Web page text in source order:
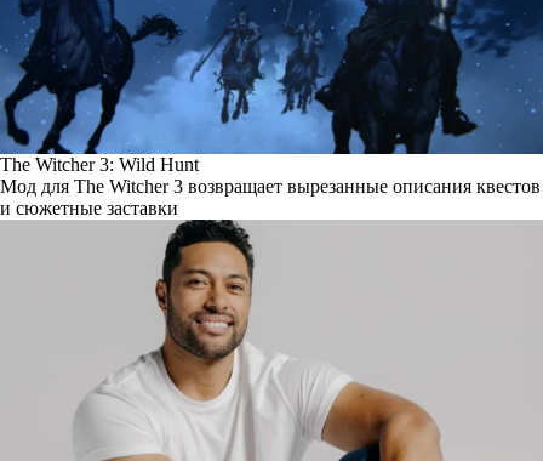
The Witcher 3: Wild Hunt
Мод для The Witcher 3 возвращает вырезанные описания квестов
и сюжетные заставки